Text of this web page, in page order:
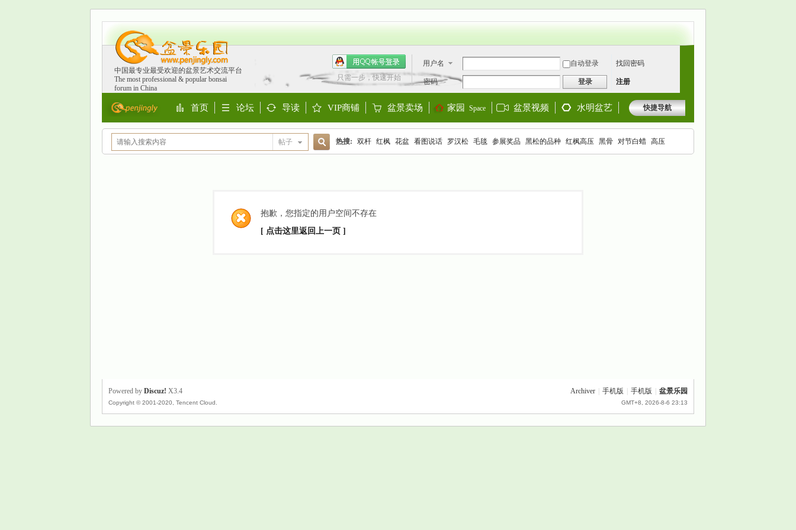
中国最专业最受欢迎的盆景艺术交流平台
The most professional & popular bonsai
forum in China
用户名 自动登录 找回密码
密码 登录 注册
只需一步，快速开始
快捷导航
首页 论坛 导读 VIP商铺 盆景卖场 家园 Space 盆景视频 水明盆艺
帖子
索
热搜: 双杆 红枫 花盆 看图说话 罗汉松 毛毯 参展奖品 黑松的品种 红枫高压 黑骨 对节白蜡 高压
抱歉，您指定的用户空间不存在
[ 点击这里返回上一页 ]
Archiver 手机版 手机版 盆景乐园
GMT+8, 2026-8-6 23:13
Powered by Discuz! X3.4
Copyright © 2001-2020, Tencent Cloud.